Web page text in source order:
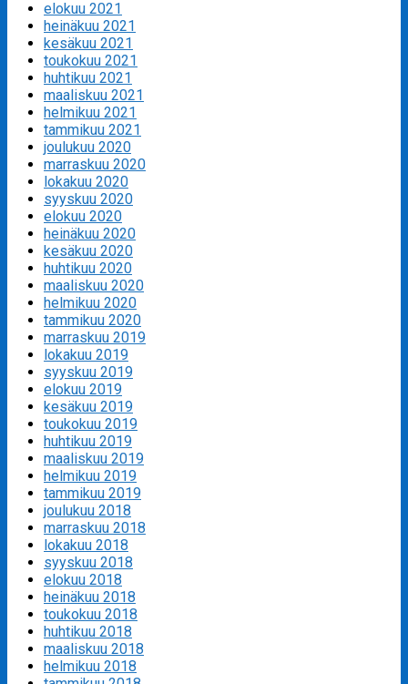
elokuu 2021
heinäkuu 2021
kesäkuu 2021
toukokuu 2021
huhtikuu 2021
maaliskuu 2021
helmikuu 2021
tammikuu 2021
joulukuu 2020
marraskuu 2020
lokakuu 2020
syyskuu 2020
elokuu 2020
heinäkuu 2020
kesäkuu 2020
huhtikuu 2020
maaliskuu 2020
helmikuu 2020
tammikuu 2020
marraskuu 2019
lokakuu 2019
syyskuu 2019
elokuu 2019
kesäkuu 2019
toukokuu 2019
huhtikuu 2019
maaliskuu 2019
helmikuu 2019
tammikuu 2019
joulukuu 2018
marraskuu 2018
lokakuu 2018
syyskuu 2018
elokuu 2018
heinäkuu 2018
toukokuu 2018
huhtikuu 2018
maaliskuu 2018
helmikuu 2018